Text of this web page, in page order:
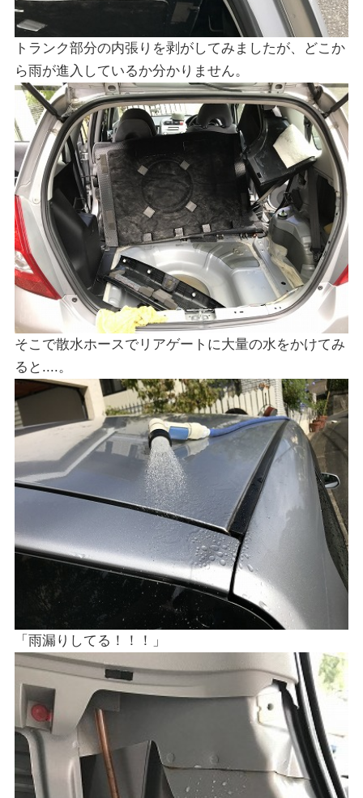
トランク部分の内張りを剥がしてみましたが、どこか
ら雨が進入しているか分かりません。
そこで散水ホースでリアゲートに大量の水をかけてみ
ると....。
「雨漏りしてる！！！」